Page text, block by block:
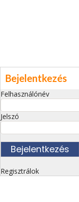
Bejelentkezés
Felhasználónév
Jelszó
Regisztrálok